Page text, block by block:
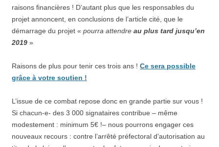
raisons financières ! D’autant plus que les responsables du
projet annoncent, en conclusions de l’article cité, que le
démarrage du projet « pourra attendre au plus tard jusqu’en
2019 »
Raisons de plus pour tenir ces trois ans ! Ce sera possible
grâce à votre soutien !
L’issue de ce combat repose donc en grande partie sur vous !
Si chacun-e- des 3 000 signataires contribue – même
modestement : minimum 5€ !– nous pourrons engager ces
nouveaux recours : contre l’arrêté préfectoral d’autorisation au